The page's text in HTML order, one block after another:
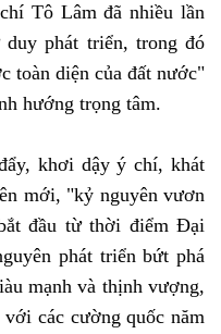
Tô Lâm đã nhiều lần
phát triển, trong đó
toàn diện của đất nước"
hướng trọng tâm.
khơi dậy ý chí, khát
mới, "kỷ nguyên vươn
đầu từ thời điểm Đại
phát triển bứt phá
mạnh và thịnh vượng,
các cường quốc năm